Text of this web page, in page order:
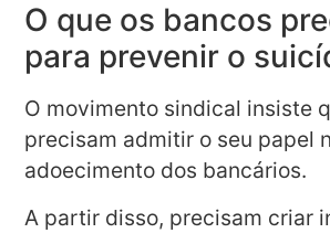
O que os bancos
para prevenir o
O movimento sindical insiste
precisam admitir o seu papel
adoecimento dos bancários.
A partir disso, precisam criar